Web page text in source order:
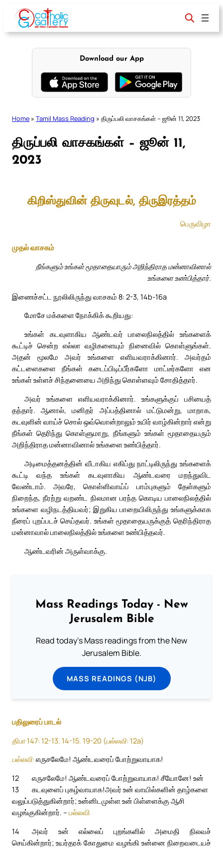
content
Download our App
Home » Tamil Mass Reading » திருப்பலி வாசகங்கள் – ஜூன் 11, 2023
திருப்பலி வாசகங்கள் – ஜூன் 11,
2023
கிறிஸ்துவின் திருவுடல், திருஇரத்தம்
பெருவிழா
முதல் வாசகம்
நீங்களும் உங்கள் மூதாதையாரும் அறிந்திராத மன்னாவினால்
உங்களை உண்பித்தார்.
இணைச்சட்ட நூலிலிருந்து வாசகம் 8: 2-3, 14b-16a
மோசே மக்களை நோக்கிக் கூறியது:
உங்கள் கடவுளாகிய ஆண்டவர் பாலைநிலத்தில் உங்களைக்
கூட்டிச் சென்ற எல்லா வழிகளையும் நினைவில் கொள்ளுங்கள்.
அதன் மூலமே அவர் உங்களை எளியவராக்கினார். அவர்தம்
கட்டளைகளை நீங்கள் கடைப்பிடிப்பீர்களோ மாட்டீர்களோ என
உங்கள் உள்ளச் சிந்தனையை அறிந்து கொள்ளவும் சோதித்தார்.
அவர் உங்களை எளியவராக்கினார். உங்களுக்குப் பசியைத்
தந்தார். ஆனால், மனிதர் அப்பத்தினால் மட்டுமன்று, மாறாக,
கடவுளின் வாய்ச் சொல் ஒவ்வொன்றாலும் உயிர் வாழ்கின்றார் என்று
நீங்கள் தெரிந்து கொள்ளுமாறு, நீங்களும் உங்கள் மூதாதையரும்
அறிந்திராத மன்னாவினால் உங்களை உண்பித்தார்.
அடிமைத்தனத்தின் வீடாகிய எகிப்து நாட்டிலிருந்து உங்களைக்
கூட்டி வந்த உங்கள் கடவுளாகிய ஆண்டவரை மறந்துவிட
வேண்டாம். அவரே, கொள்ளிவாய்ப் பாம்புகளும் தேள்களும்
நிறைந்த, நீரற்று வறண்ட நிலமான பரந்த கொடிய பாலைநிலத்தில்
உங்களை வழிநடத்தியவர்; இறுகிய பாறையிலிருந்து உங்களுக்காக
நீரைப் புறப்படச் செய்தவர். உங்கள் மூதாதையருக்குத் தெரிந்திராத
மன்னாவால் பாலைநிலத்தில் உங்களை உண்பித்தவர்.
ஆண்டவரின் அருள்வாக்கு.
Mass Readings Today - New
Jerusalem Bible
Read today's Mass readings from the New
Jerusalem Bible.
MASS READINGS (NJB)
பதிலுரைப் பாடல்
திபா 147: 12-13. 14-15. 19-20 (பல்லவி: 12a)
பல்லவி: எருசலேமே! ஆண்டவரைப் போற்றுவாயாக!
12
எருசலேமே! ஆண்டவரைப் போற்றுவாயாக! சீயோனே! உன்
கடவுளைப் புகழ்வாயாக!
13
அவர் உன் வாயில்களின் தாழ்களை
வலுப்படுத்துகின்றார்; உன்னிடமுள்ள உன் பிள்ளைக்கு ஆசி
வழங்குகின்றார். – பல்லவி
14
அவர் உன் எல்லைப் புறங்களில் அமைதி நிலவச்
செய்கின்றார்; உயர்தரக் கோதுமை வழங்கி உன்னை நிறைவடையச்